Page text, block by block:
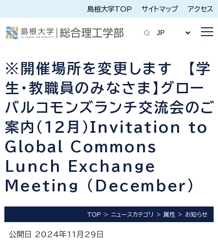
島根大学TOP サイトマップ アクセス
※開催場所を変更します 【学
生・教職員のみなさま】グロー
バルコモンズランチ交流会のご
案内（１２月）Invitation to
Global Commons
Lunch Exchange
Meeting (December)
TOP ニュースカテゴリ 属性 お知らせ
公開日 2024年11月29日